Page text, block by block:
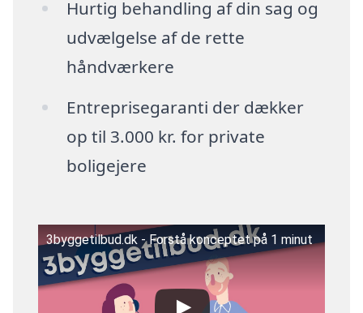
Hurtig behandling af din sag og
udvælgelse af de rette
håndværkere
Entreprisegaranti der dækker
op til 3.000 kr. for private
boligejere
3byggetilbud.dk - Forstå konceptet på 1 minut